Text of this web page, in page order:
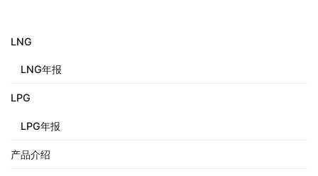
LNG
LNG年报
LPG
LPG年报
产品介绍